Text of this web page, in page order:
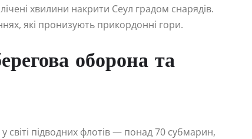
хвилини накрити Сеул градом снарядів.
які пронизують прикордонні гори.
оборона та
світі підводних флотів — понад 70 субмарин,